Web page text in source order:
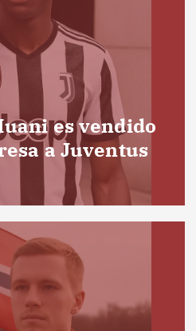
es vendido
a Juventus